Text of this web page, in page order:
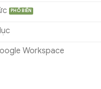
Workspace